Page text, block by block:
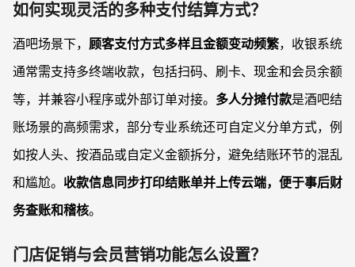
如何实现灵活的多种支付结算方式？
酒吧场景下， 顾客支付方式多样且金额变动频繁，收银系统
通常需支持多终端收款，包括扫码、刷卡、现金和会员余额
等，并兼容小程序或外部订单对接。 多人分摊付款是酒吧结
账场景的高频需求，部分专业系统还可自定义分单方式，例
如按人头、按酒品或自定义金额拆分，避免结账环节的混乱
和尴尬。 收款信息同步打印结账单并上传云端，便于事后财
务查账和稽核。
门店促销与会员营销功能怎么设置？